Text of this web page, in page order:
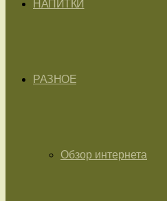
НАПИТКИ
РАЗНОЕ
Обзор интернета